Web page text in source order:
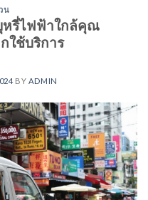
น
หรี่ไฟฟ้าใกล้คุณ
ใช้บริการ
BY ADMIN